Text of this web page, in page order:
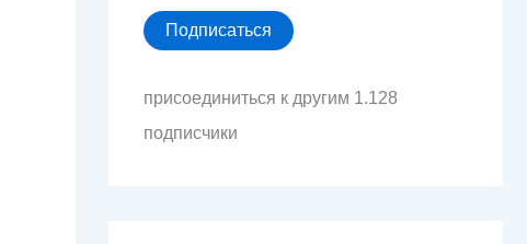
е
с
е
т
Подписаться
присоединиться к другим 1.128
подписчики